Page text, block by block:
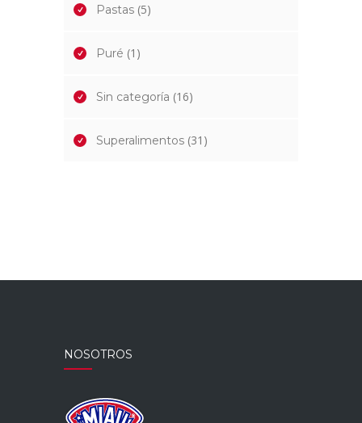
Pastas (5)
Puré (1)
Sin categoría (16)
Superalimentos (31)
NOSOTROS